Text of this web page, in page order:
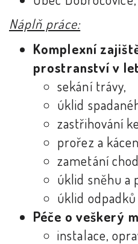
Náplň práce:
Komplexní
prostranství v
sekání trávy,
úklid
zastřihování
prořez a
zametání
úklid sněhu a
úklid odpadků
Péče o veškerý
instalace,